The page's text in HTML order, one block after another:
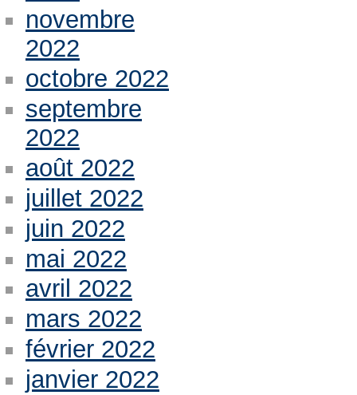
novembre
2022
octobre 2022
septembre
2022
août 2022
juillet 2022
juin 2022
mai 2022
avril 2022
mars 2022
février 2022
janvier 2022